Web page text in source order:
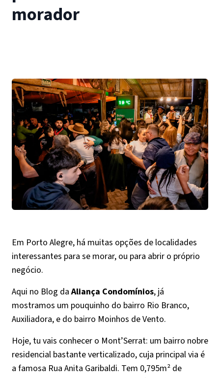
morador
Em Porto Alegre, há muitas opções de localidades
interessantes para se morar, ou para abrir o próprio
negócio.
Aqui no Blog daAliança Condomínios, já
mostramos um pouquinho do bairro Rio Branco,
Auxiliadora, e do bairro Moinhos de Vento.
Hoje, tu vais conhecer o Mont’Serrat: um bairro nobre
residencial bastante verticalizado, cuja principal via é
a famosa Rua Anita Garibaldi. Tem 0,795m² de